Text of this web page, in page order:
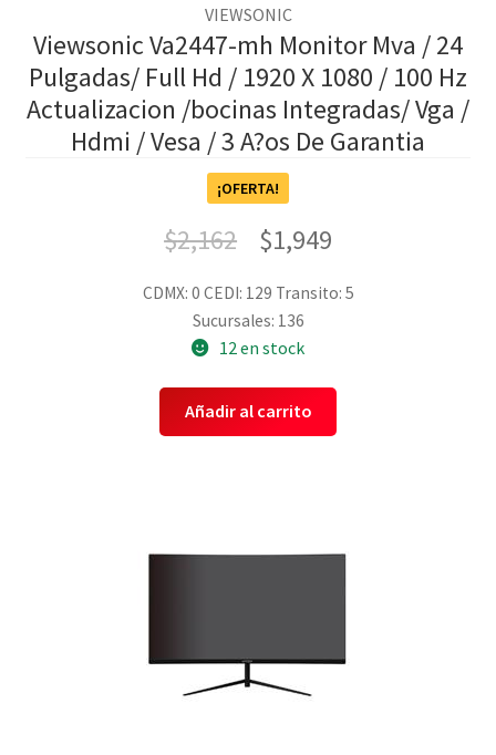
VIEWSONIC
Viewsonic Va2447-mh Monitor Mva / 24
Pulgadas/ Full Hd / 1920 X 1080 / 100 Hz
Actualizacion /bocinas Integradas/ Vga /
Hdmi / Vesa / 3 A?os De Garantia
¡OFERTA!
$2,162 $1,949
CDMX: 0 CEDI: 129 Transito: 5
Sucursales: 136
12 en stock
Añadir al carrito